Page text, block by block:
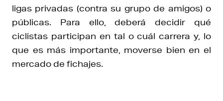
ligas privadas (contra su grupo de amigos) o
públicas. Para ello, deberá decidir qué
ciclistas participan en tal o cuál carrera y, lo
que es más importante, moverse bien en el
mercado de fichajes.